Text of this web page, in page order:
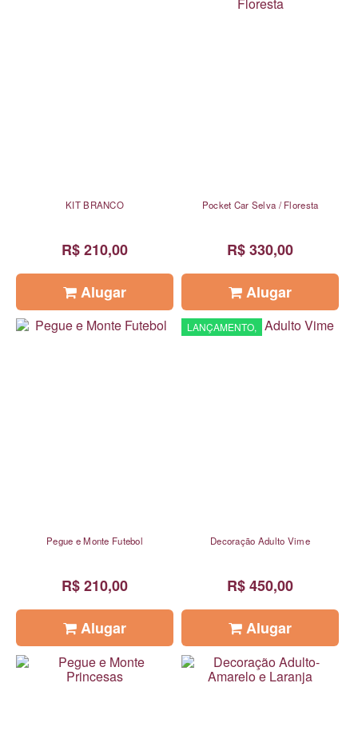
KIT BRANCO
R$ 210,00
Alugar
Pocket Car Selva / Floresta
R$ 330,00
Alugar
Pegue e Monte Futebol
R$ 210,00
Alugar
LANÇAMENTO,
Decoração Adulto Vime
R$ 450,00
Alugar